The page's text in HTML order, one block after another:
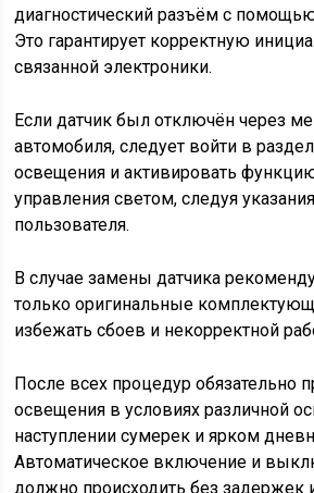
диагностический разъём с
Это гарантирует корректную
связанной электроники.
Если датчик был отключён через
автомобиля, следует войти в
освещения и активировать
управления светом, следуя
пользователя.
В случае замены датчика
только оригинальные
избежать сбоев и некорректной
После всех процедур обязательно
освещения в условиях различной
наступлении сумерек и ярком
Автоматическое включение и
должно происходить без задержек